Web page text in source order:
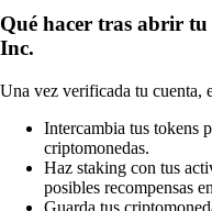
Qué hacer tras abrir
Inc.
Una vez verificada tu cuenta,
Intercambia tus tokens
criptomonedas.
Haz staking con tus
posibles recompensas
Guarda tus